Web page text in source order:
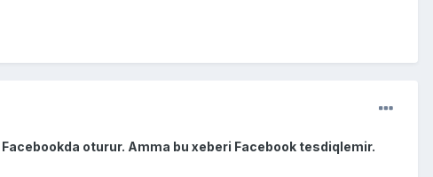
oturur. Amma bu xeberi Facebook tesdiqlemir.